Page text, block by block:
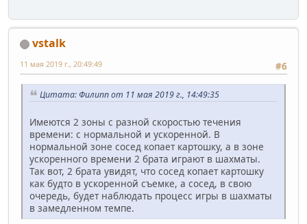
vstalk
#6
11 мая 2019 г., 20:49:49
Цитата: Филипп от 11 мая 2019 г., 14:49:35
Имеются 2 зоны с разной скоростью течения
времени: с нормальной и ускоренной. В
нормальной зоне сосед копает картошку, а в зоне
ускоренного времени 2 брата играют в шахматы.
Так вот, 2 брата увидят, что сосед копает картошку
как будто в ускоренной съемке, а сосед, в свою
очередь, будет наблюдать процесс игры в шахматы
в замедленном темпе.